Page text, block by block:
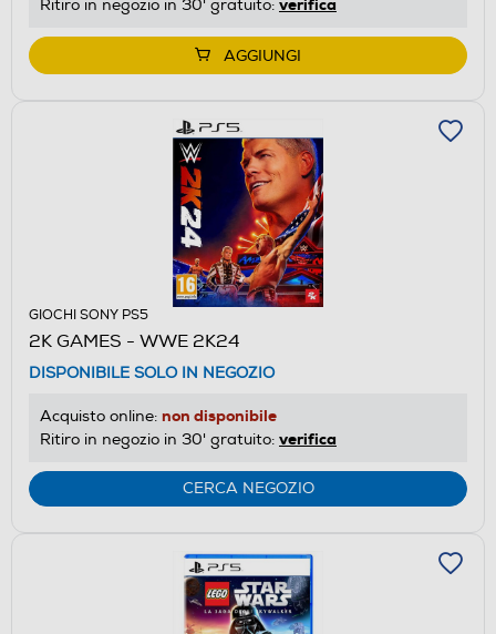
Ritiro in negozio in 30' gratuito: verifica
AGGIUNGI
GIOCHI SONY PS5
2K GAMES - WWE 2K24
DISPONIBILE SOLO IN NEGOZIO
Acquisto online: non disponibile
Ritiro in negozio in 30' gratuito: verifica
CERCA NEGOZIO